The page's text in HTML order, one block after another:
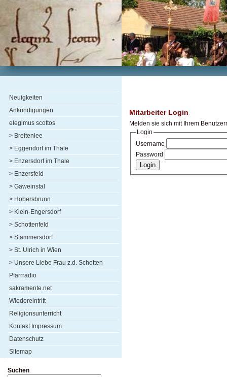
Neuigkeiten
Ankündigungen
elegimus scottos
> Breitenlee
> Eggendorf im Thale
> Enzersdorf im Thale
> Enzersfeld
> Gaweinstal
> Höbersbrunn
> Klein-Engersdorf
> Schottenfeld
> Stammersdorf
> St. Ulrich in Wien
> Unsere Liebe Frau z.d. Schotten
Pfarrradio
sakramente.net
Wiedereintritt
Religionsunterricht
Kontakt Impressum
Datenschutz
Sitemap
Suchen
Mitarbeiter Login
Melden sie sich mit Ihrem
Login
Username
Password